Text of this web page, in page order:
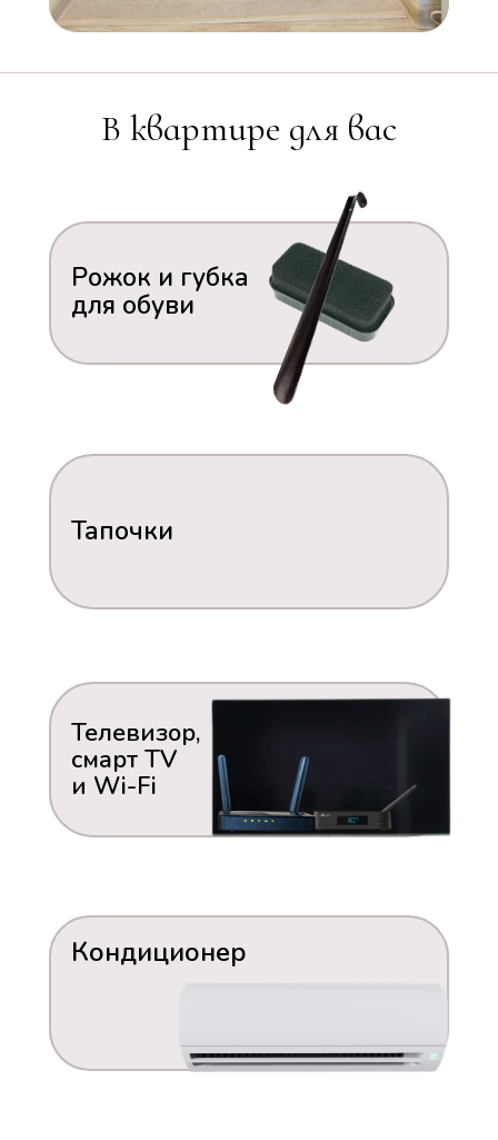
В квартире для вас
Тапочки
Телевизор,
смарт TV
и Wi-Fi
Кондиционер
Рожок и губка
для обуви